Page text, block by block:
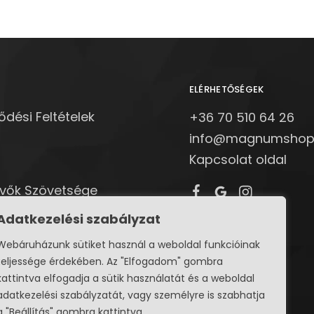
szabályzat
sütiket használ a weboldal funkcióinak
érdekében. Az "Elfogadom" gombra
elfogadja a sütik használatát és a weboldal
szabályzatát, vagy személyre is szabhatja
Feltételek
Szövetsége
egyesületek
ELÉRHETŐSÉGEK
+36 70 510 64 26
Kapcsolat oldal